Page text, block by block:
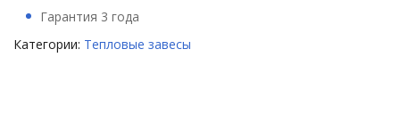
Гарантия 3 года
Категории: Тепловые завесы